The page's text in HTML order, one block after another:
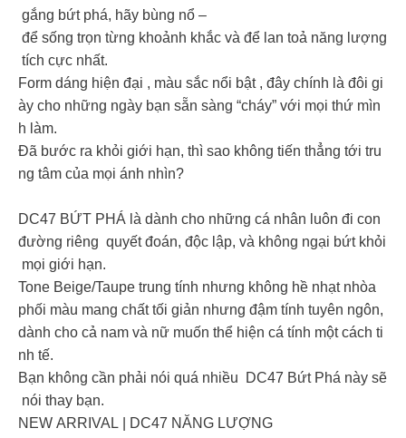
gắng bứt phá, hãy bùng nổ –
để sống trọn từng khoảnh khắc và để lan toả năng lượng
tích cực nhất.
Form dáng hiện đại , màu sắc nổi bật , đây chính là đôi gi
ày cho những ngày bạn sẵn sàng “cháy” với mọi thứ mìn
h làm.
Đã bước ra khỏi giới hạn, thì sao không tiến thẳng tới tru
ng tâm của mọi ánh nhìn?
DC47 BỨT PHÁ là dành cho những cá nhân luôn đi con
đường riêng quyết đoán, độc lập, và không ngại bứt khỏi
mọi giới hạn.
Tone Beige/Taupe trung tính nhưng không hề nhạt nhòa
phối màu mang chất tối giản nhưng đậm tính tuyên ngôn,
dành cho cả nam và nữ muốn thể hiện cá tính một cách ti
nh tế.
Bạn không cần phải nói quá nhiều DC47 Bứt Phá này sẽ
nói thay bạn.
NEW ARRIVAL | DC47 NĂNG LƯỢNG